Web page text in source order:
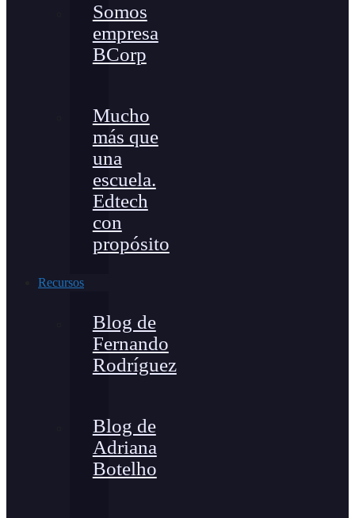
Somos
empresa
BCorp
Mucho
más que
una
escuela.
Edtech
con
propósito
Recursos
Blog de
Fernando
Rodríguez
Blog de
Adriana
Botelho